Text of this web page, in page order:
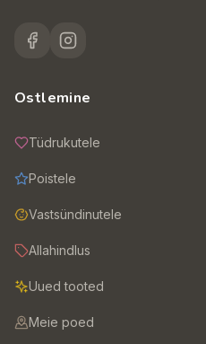
Ostlemine
Tüdrukutele
Poistele
Vastsündinutele
Allahindlus
Uued tooted
Meie poed